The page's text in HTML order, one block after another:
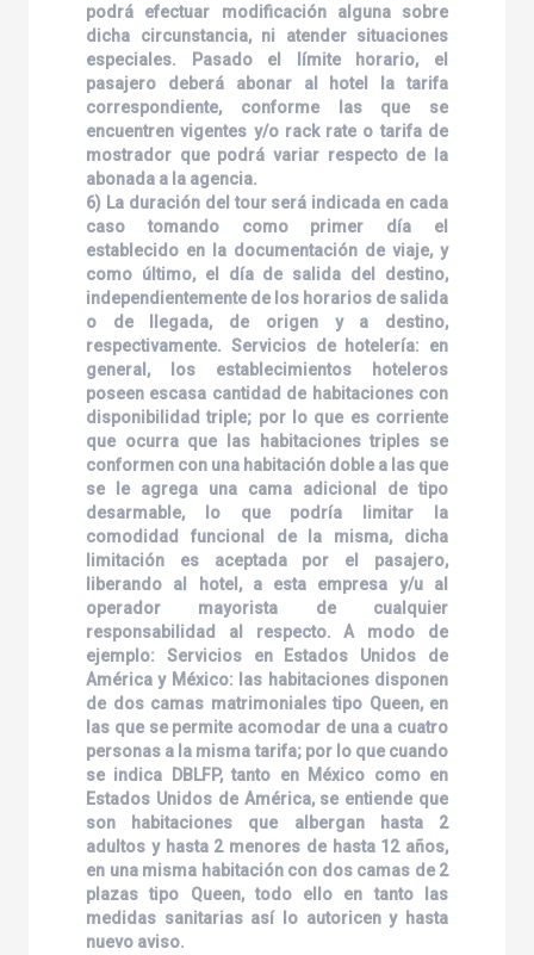
podrá efectuar modificación alguna sobre
dicha circunstancia, ni atender situaciones
especiales. Pasado el límite horario, el
pasajero deberá abonar al hotel la tarifa
correspondiente, conforme las que se
encuentren vigentes y/o rack rate o tarifa de
mostrador que podrá variar respecto de la
abonada a la agencia.
6) La duración del tour será indicada en cada
caso tomando como primer día el
establecido en la documentación de viaje, y
como último, el día de salida del destino,
independientemente de los horarios de salida
o de llegada, de origen y a destino,
respectivamente. Servicios de hotelería: en
general, los establecimientos hoteleros
poseen escasa cantidad de habitaciones con
disponibilidad triple; por lo que es corriente
que ocurra que las habitaciones triples se
conformen con una habitación doble a las que
se le agrega una cama adicional de tipo
desarmable, lo que podría limitar la
comodidad funcional de la misma, dicha
limitación es aceptada por el pasajero,
liberando al hotel, a esta empresa y/u al
operador mayorista de cualquier
responsabilidad al respecto. A modo de
ejemplo: Servicios en Estados Unidos de
América y México: las habitaciones disponen
de dos camas matrimoniales tipo Queen, en
las que se permite acomodar de una a cuatro
personas a la misma tarifa; por lo que cuando
se indica DBLFP, tanto en México como en
Estados Unidos de América, se entiende que
son habitaciones que albergan hasta 2
adultos y hasta 2 menores de hasta 12 años,
en una misma habitación con dos camas de 2
plazas tipo Queen, todo ello en tanto las
medidas sanitarias así lo autoricen y hasta
nuevo aviso.